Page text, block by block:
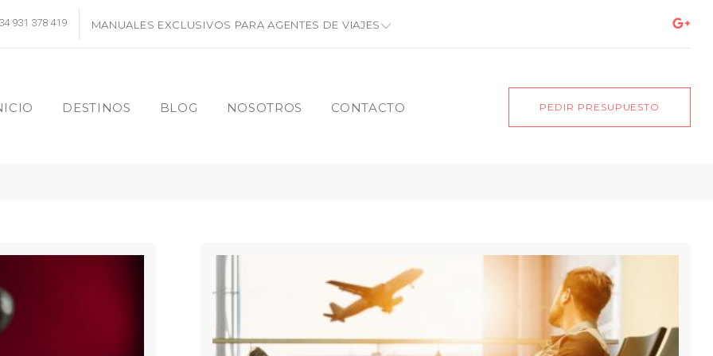
931 378 419 MANUALES EXCLUSIVOS PARA AGENTES DE VIAJES
DESTINOS BLOG NOSOTROS CONTACTO PEDIR PRESUPUESTO